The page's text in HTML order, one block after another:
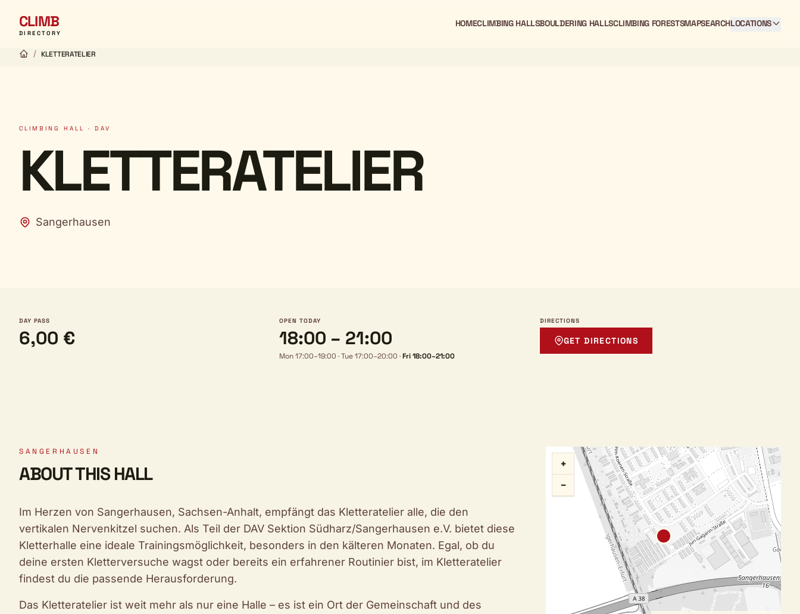
CLIMB
DIRECTORY
HOMECLIMBING HALLSBOULDERING HALLSCLIMBING FORESTSMAPSEARCHLOCATIONS
/ KLETTERATELIER
CLIMBING HALL · DAV
KLETTERATELIER
Sangerhausen
DAY PASS
6,00 €
OPEN TODAY
18:00 – 21:00
Mon 17:00–19:00 ·Tue 17:00–20:00 ·Fri 18:00–21:00
DIRECTIONS
GET DIRECTIONS
SANGERHAUSEN
ABOUT THIS HALL
Im Herzen von Sangerhausen, Sachsen-Anhalt, empfängt das Kletteratelier alle, die den
vertikalen Nervenkitzel suchen. Als Teil der DAV Sektion Südharz/Sangerhausen e.V. bietet diese
Kletterhalle eine ideale Trainingsmöglichkeit, besonders in den kälteren Monaten. Egal, ob du
deine ersten Kletterversuche wagst oder bereits ein erfahrener Routinier bist, im Kletteratelier
findest du die passende Herausforderung.
Das Kletteratelier ist weit mehr als nur eine Halle – es ist ein Ort der Gemeinschaft und des
+
−